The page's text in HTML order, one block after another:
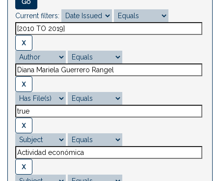
Current filters: